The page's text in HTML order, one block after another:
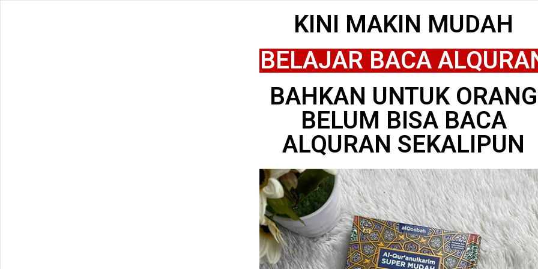
KINI MAKIN MUDAH
BELAJAR BACA
BAHKAN UNTUK ORANG
BELUM BISA BACA
ALQURAN SEKALIPUN